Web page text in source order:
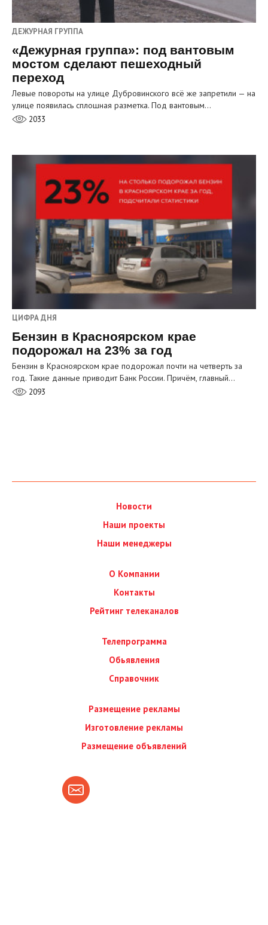
ДЕЖУРНАЯ ГРУППА
«Дежурная группа»: под вантовым
мостом сделают пешеходный
переход
Левые повороты на улице Дубровинского всё же запретили — на
улице появилась сплошная разметка. Под вантовым…
2033
ЦИФРА ДНЯ
Бензин в Красноярском крае
подорожал на 23% за год
Бензин в Красноярском крае подорожал почти на четверть за
год. Такие данные приводит Банк России. Причём, главный…
2093
Новости
Наши проекты
Наши менеджеры
О Компании
Контакты
Рейтинг телеканалов
Телепрограмма
Обьявления
Справочник
Размещение рекламы
Изготовление рекламы
Размещение объявлений